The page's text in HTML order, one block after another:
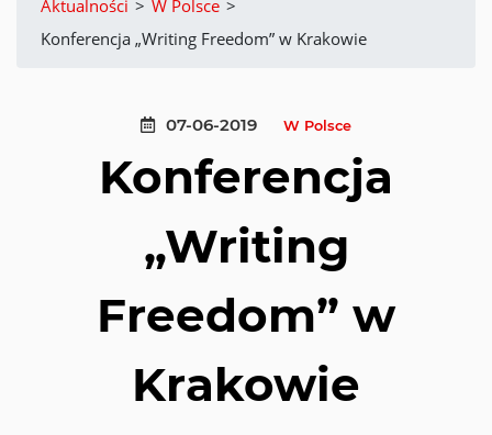
Aktualności > W Polsce >
Konferencja „Writing Freedom” w Krakowie
07-06-2019 W Polsce
Konferencja
„Writing
Freedom” w
Krakowie